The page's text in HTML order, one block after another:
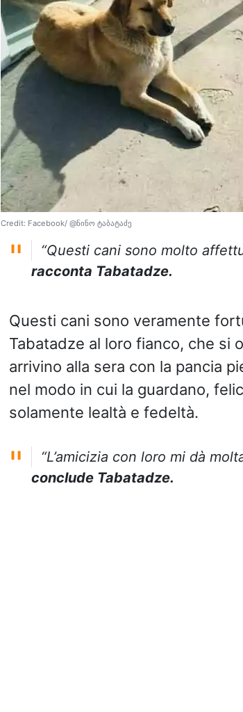
Credit: Facebook/ @ნინო ტაბატაძე
“Questi cani sono molto
racconta Tabatadze.
Questi cani sono veramente
Tabatadze al loro fianco, che si
arrivino alla sera con la pancia
nel modo in cui la guardano,
solamente lealtà e fedeltà.
“L’amicizia con loro mi dà
conclude Tabatadze.